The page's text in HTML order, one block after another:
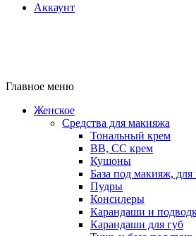
Аккаунт
Главное меню
Женское
Средства для макияжа
Тональный крем
BB, CC крем
Кушоны
База под макияж, для
Пудры
Консилеры
Карандаши и
Карандаши для губ